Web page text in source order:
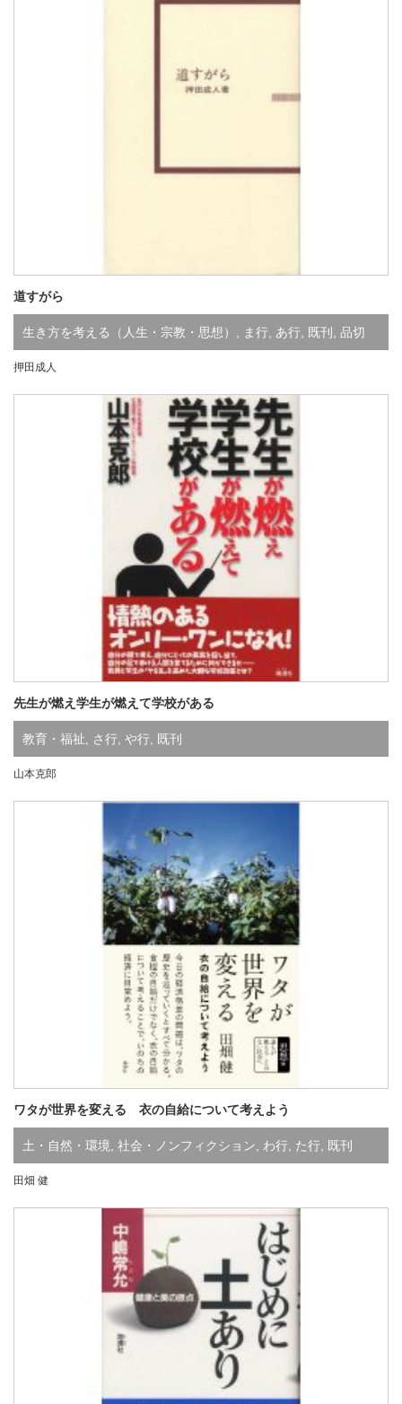
道すがら
生き方を考える（人生・宗教・思想） , ま行, あ行, 既刊 , 品切
押田成人
先生が燃え学生が燃えて学校がある
教育・福祉 さ行 や行 既刊
山本克郎
ワタが世界を変える 衣の自給について考えよう
土・自然・環境 社会・ノンフィクション わ行 た行 既刊
田畑 健